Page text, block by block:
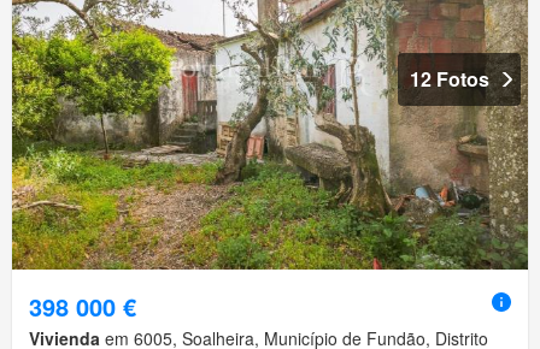
12 Fotos
398 000 €
Vivienda em 6005, Soalheira, Município de Fundão, Distrito